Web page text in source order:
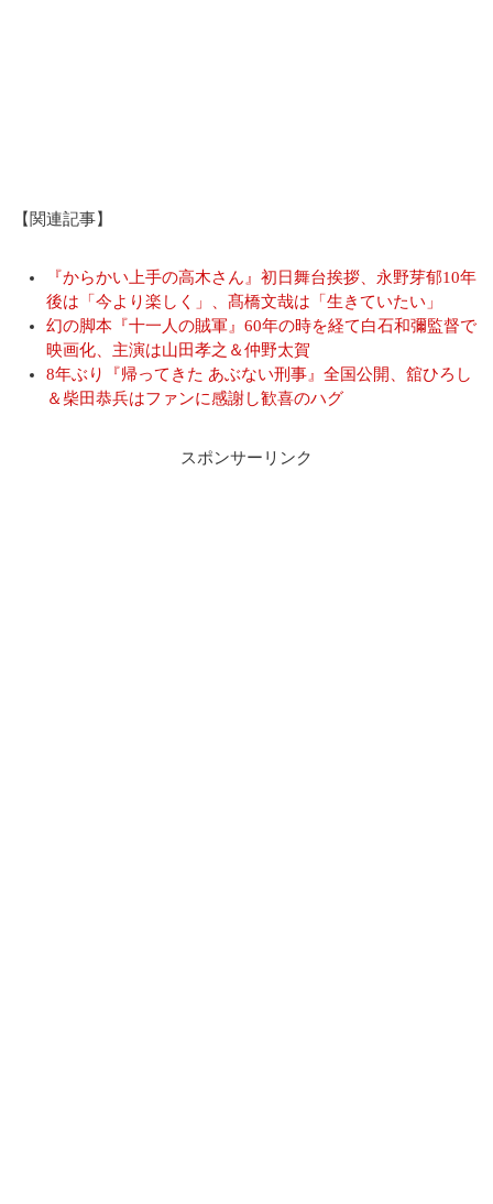
【関連記事】
『からかい上手の高木さん』初日舞台挨拶、永野芽郁10年
後は「今より楽しく」、髙橋文哉は「生きていたい」
幻の脚本『十一人の賊軍』60年の時を経て白石和彌監督で
映画化、主演は山田孝之＆仲野太賀
8年ぶり『帰ってきた あぶない刑事』全国公開、舘ひろし
＆柴田恭兵はファンに感謝し歓喜のハグ
スポンサーリンク